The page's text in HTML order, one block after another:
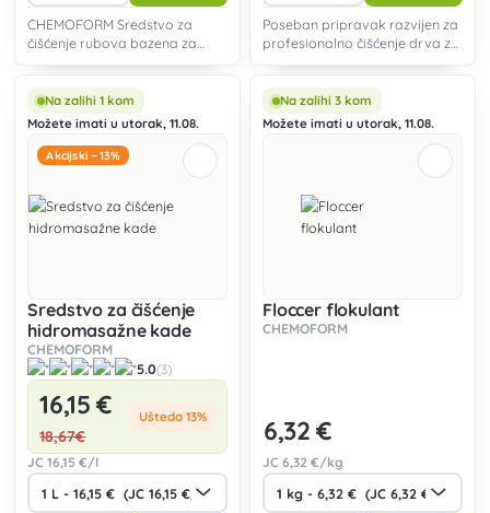
CHEMOFORM Sredstvo za
čišćenje rubova bazena za
Poseban pripravak razvijen za
profesionalno čišćenje drva za
Na zalihi 1 kom
Možete imati u utorak, 11.08.
Akcijski −13%
Sredstvo za čišćenje
hidromasažne kade
CHEMOFORM
5.0(3)
16,15 €
18,67€
Ušteda 13%
JC16,15 €/l
Na zalihi 3 kom
Možete imati u utorak, 11.08.
Floccer flokulant
CHEMOFORM
6,32 €
JC 6,32 €/kg